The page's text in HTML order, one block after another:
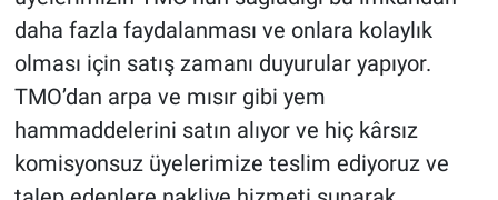
daha fazla faydalanması ve onlara kolaylık
olması için satış zamanı duyurular yapıyor.
TMO’dan arpa ve mısır gibi yem
hammaddelerini satın alıyor ve hiç kârsız
komisyonsuz üyelerimize teslim ediyoruz ve